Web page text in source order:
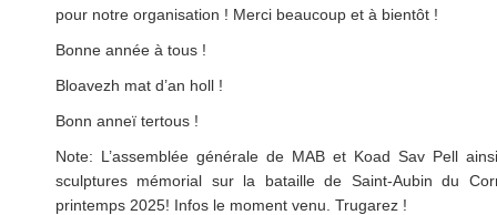
pour notre organisation ! Merci beaucoup et à bientôt !
Bonne année à tous !
Bloavezh mat d’an holl !
Bonn anneï tertous !
Note: L’assemblée générale de MAB et Koad Sav Pell
sculptures mémorial sur la bataille de Saint-Aubin du
printemps 2025! Infos le moment venu. Trugarez !